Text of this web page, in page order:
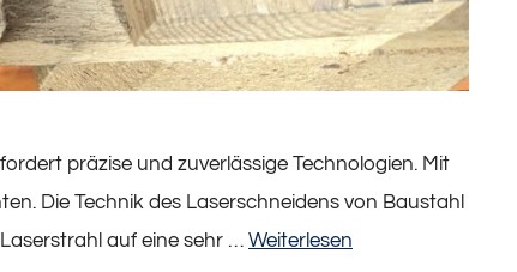
präzise und zuverlässige Technologien. Mit
Die Technik des Laserschneidens von Baustahl
auf eine sehr … Weiterlesen